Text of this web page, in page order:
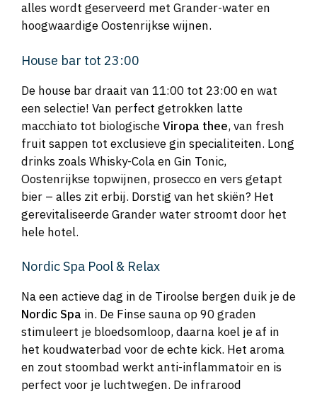
alles wordt geserveerd met Grander-water en
hoogwaardige Oostenrijkse wijnen.
House bar tot 23:00
De house bar draait van 11:00 tot 23:00 en wat
een selectie! Van perfect getrokken latte
macchiato tot biologischeViropa thee, van fresh
fruit sappen tot exclusieve gin specialiteiten. Long
drinks zoals Whisky-Cola en Gin Tonic,
Oostenrijkse topwijnen, prosecco en vers getapt
bier – alles zit erbij. Dorstig van het skiën? Het
gerevitaliseerde Grander water stroomt door het
hele hotel.
Nordic Spa Pool & Relax
Na een actieve dag in de Tiroolse bergen duik je de
Nordic Spa in. De Finse sauna op 90 graden
stimuleert je bloedsomloop, daarna koel je af in
het koudwaterbad voor de echte kick. Het aroma
en zout stoombad werkt anti-inflammatoir en is
perfect voor je luchtwegen. De infrarood